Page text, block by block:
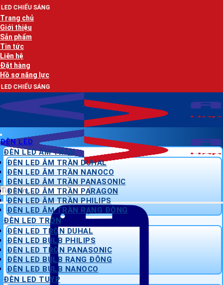
Bỏ
qua
nội
dung
Trang chủ
Giới thiệu
Sản phẩm
Tin tức
Liên hệ
Đặt hàng
Hồ sơ năng lực
Tìm
kiếm:
ĐÈN LED
ĐÈN LED ÂM TRẦN
ĐÈN LED ÂM TRẦN DUHAL
ĐÈN LED ÂM TRẦN NANOCO
ĐÈN LED ÂM TRẦN PANASONIC
ĐÈN LED ÂM TRẦN PARAGON
ĐÈN LED ÂM TRẦN PHILIPS
ĐÈN LED ÂM TRẦN RẠNG ĐÔNG
ĐÈN LED TRÒN
ĐÈN LED TRÒN DUHAL
ĐÈN LED BULB PHILIPS
ĐÈN LED TRÒN PANASONIC
ĐÈN LED BULB RẠNG ĐÔNG
ĐÈN LED BULB NANOCO
ĐÈN LED TUÝP